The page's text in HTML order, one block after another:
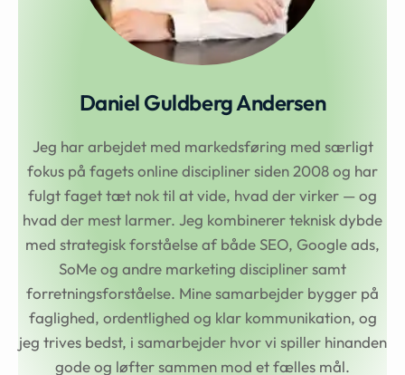
Daniel Guldberg Andersen
Jeg har arbejdet med markedsføring med særligt
fokus på fagets online discipliner siden 2008 og har
fulgt faget tæt nok til at vide, hvad der virker — og
hvad der mest larmer. Jeg kombinerer teknisk dybde
med strategisk forståelse af både SEO, Google ads,
SoMe og andre marketing discipliner samt
forretningsforståelse. Mine samarbejder bygger på
faglighed, ordentlighed og klar kommunikation, og
jeg trives bedst, i samarbejder hvor vi spiller hinanden
gode og løfter sammen mod et fælles mål.